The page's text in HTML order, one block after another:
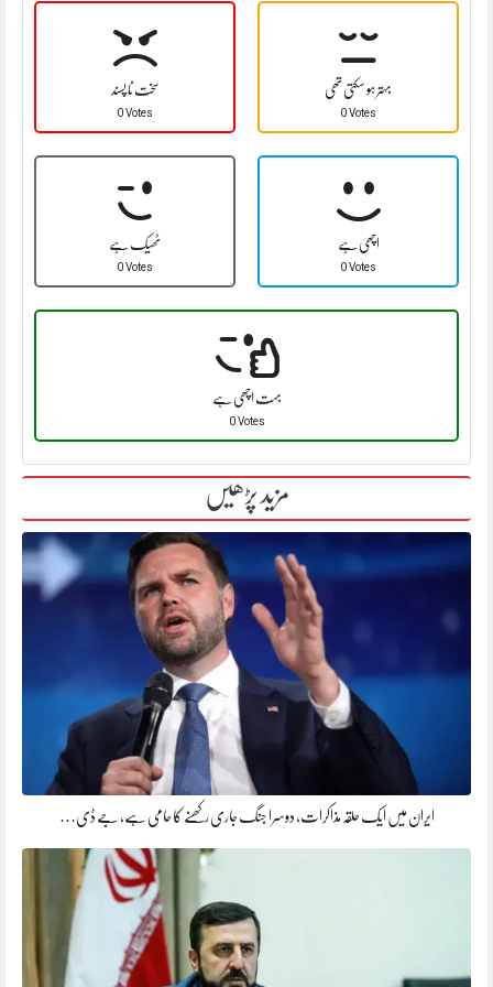
سخت نا پسند
0 Votes
بہتر ہو سکتی تھی
0 Votes
ٹھیک ہے
0 Votes
اچھی ہے
0 Votes
بہت اچھی ہے
0 Votes
مزید پڑھیں
ایران میں ایک حلقہ مذاکرات، دوسرا جنگ جاری رکھنے کا حامی ہے، جے ڈی…